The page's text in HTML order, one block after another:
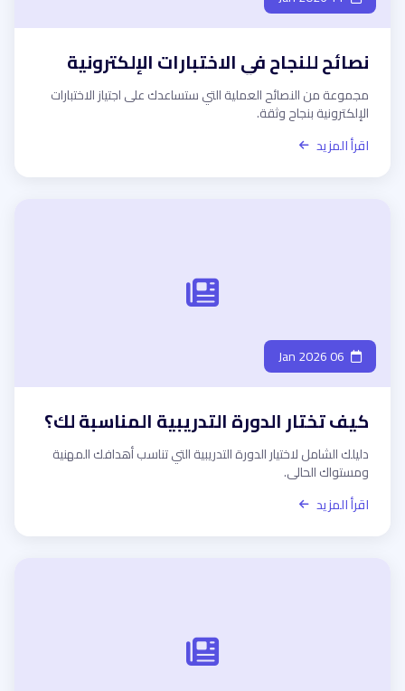
نصائح للنجاح في الاختبارات الإلكترونية
مجموعة من النصائح العملية التي ستساعدك على اجتياز الاختبارات
الإلكترونية بنجاح وثقة.
اقرأ المزيد
كيف تختار الدورة التدريبية المناسبة لك؟
دليلك الشامل لاختيار الدورة التدريبية التي تناسب أهدافك المهنية
ومستواك الحالي.
اقرأ المزيد